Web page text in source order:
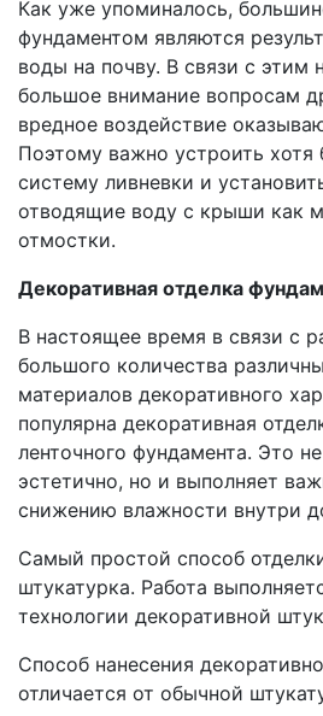
Как уже упоминалось,
фундаментом являются
воды на почву. В связи с этим
большое внимание вопросам
вредное воздействие
Поэтому важно устроить
систему ливневки и
отводящие воду с крыши как
отмостки.
Декоративная отделка
В настоящее время в связи с
большого количества
материалов декоративного
популярна декоративная
ленточного фундамента. Это
эстетично, но и выполняет
снижению влажности внутри
Самый простой способ
штукатурка. Работа
технологии декоративной
Способ нанесения
отличается от обычной